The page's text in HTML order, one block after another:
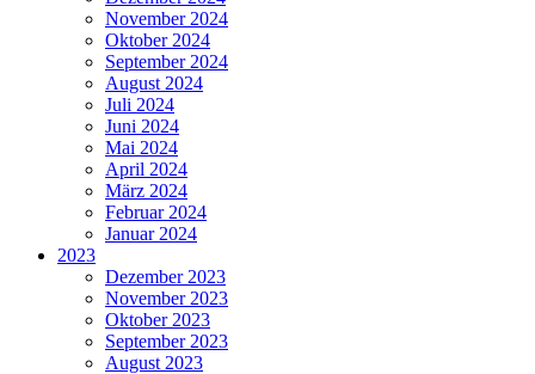
November 2024
Oktober 2024
September 2024
August 2024
Juli 2024
Juni 2024
Mai 2024
April 2024
März 2024
Februar 2024
Januar 2024
2023
Dezember 2023
November 2023
Oktober 2023
September 2023
August 2023